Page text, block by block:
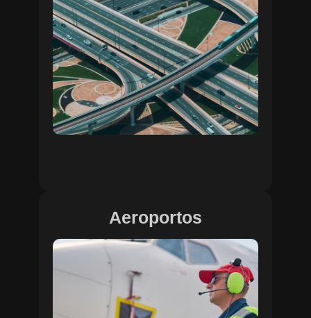
Aeroportos